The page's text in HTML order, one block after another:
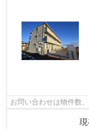
お問い合わせは物件数
現